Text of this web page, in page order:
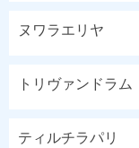
ヌワラエリヤ
トリヴァンドラム
ティルチラパリ